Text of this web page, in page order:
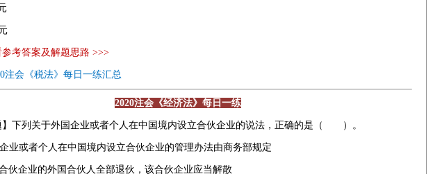
元
参考答案及解题思路 >>>
注会《税法》每日一练汇总
2020注会《经济法》每日一练
】下列关于外国企业或者个人在中国境内设立合伙企业的说法，正确的是（ ）。
业或者个人在中国境内设立合伙企业的管理办法由商务部规定
伙企业的外国合伙人全部退伙，该合伙企业应当解散